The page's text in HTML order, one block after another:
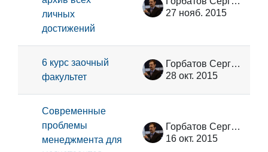
личных
достижений
27 нояб. 2015
6 курс заочный
факультет
Горбатов Сергей Васильевич
28 окт. 2015
Современные
проблемы
менеджмента для
Горбатов Сергей Васильевич
16 окт. 2015